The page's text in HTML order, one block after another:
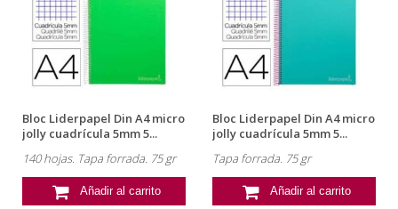
Bloc Liderpapel Din A4 micro
jolly cuadrícula 5mm 5...
140 hojas. Tapa forrada. 75 gr
Añadir al carrito
Bloc Liderpapel Din A4 micro
jolly cuadrícula 5mm 5...
Tapa forrada. 75 gr
Añadir al carrito